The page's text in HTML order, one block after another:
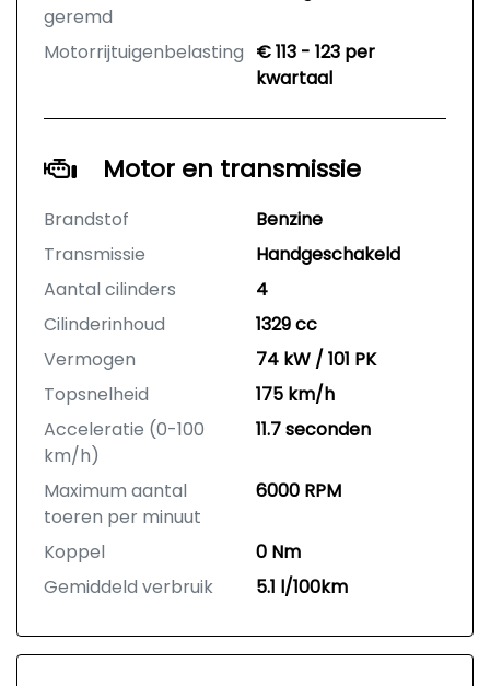
geremd
Motorrijtuigenbelasting € 113 - 123 per
kwartaal
Motor en transmissie
Brandstof
Benzine
Transmissie
Handgeschakeld
Aantal cilinders
4
Cilinderinhoud
1329 cc
Vermogen
74 kW / 101 PK
Topsnelheid
175 km/h
Acceleratie (0-100
km/h)
11.7 seconden
Maximum aantal
toeren per minuut
6000 RPM
Koppel
0 Nm
Gemiddeld verbruik
5.1 l/100km